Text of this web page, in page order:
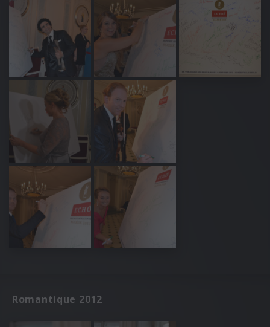
Romantique 2012